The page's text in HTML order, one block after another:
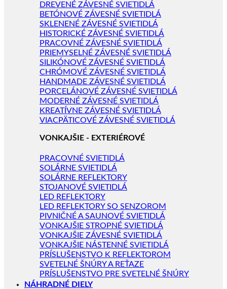
DREVENÉ ZÁVESNÉ SVIETIDLÁ
BETÓNOVÉ ZÁVESNÉ SVIETIDLÁ
SKLENENÉ ZÁVESNÉ SVIETIDLÁ
HISTORICKÉ ZÁVESNÉ SVIETIDLÁ
PRACOVNÉ ZÁVESNÉ SVIETIDLÁ
PRIEMYSELNÉ ZÁVESNÉ SVIETIDLÁ
SILIKÓNOVÉ ZÁVESNÉ SVIETIDLÁ
CHRÓMOVÉ ZÁVESNÉ SVIETIDLÁ
HANDMADE ZÁVESNÉ SVIETIDLÁ
PORCELÁNOVÉ ZÁVESNÉ SVIETIDLÁ
MODERNÉ ZÁVESNÉ SVIETIDLÁ
KREATÍVNE ZÁVESNÉ SVIETIDLÁ
VIACPÄTICOVÉ ZÁVESNÉ SVIETIDLÁ
VONKAJŠIE - EXTERIÉROVÉ
PRACOVNÉ SVIETIDLÁ
SOLÁRNE SVIETIDLÁ
SOLÁRNE REFLEKTORY
STOJANOVÉ SVIETIDLÁ
LED REFLEKTORY
LED REFLEKTORY SO SENZOROM
PIVNIČNÉ A SAUNOVÉ SVIETIDLÁ
VONKAJŠIE STROPNÉ SVIETIDLÁ
VONKAJŠIE ZÁVESNÉ SVIETIDLÁ
VONKAJŠIE NÁSTENNÉ SVIETIDLÁ
PRÍSLUŠENSTVO K REFLEKTOROM
SVETELNÉ ŠNÚRY A REŤAZE
PRÍSLUŠENSTVO PRE SVETELNÉ ŠNÚRY
NÁHRADNÉ DIELY